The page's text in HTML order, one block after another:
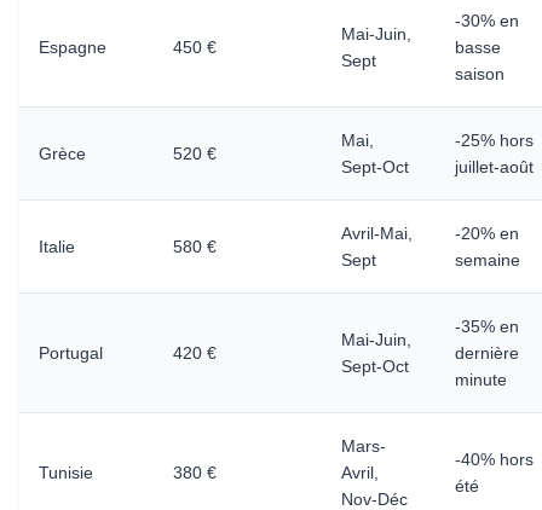
Espagne 450 €
Mai-Juin,
Sept
-30% en
basse
saison
Grèce 520 €
Mai,
Sept-Oct
-25% hors
juillet-août
Italie 580 €
Avril-Mai,
Sept
-20% en
semaine
Portugal 420 €
Mai-Juin,
Sept-Oct
-35% en
dernière
minute
Tunisie 380 €
Mars-
Avril,
Nov-Déc
-40% hors
été